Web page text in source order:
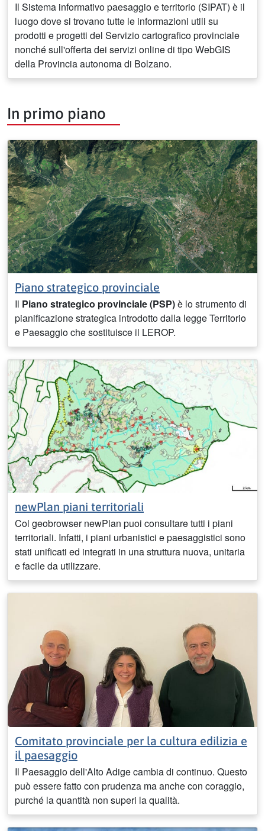
Il Sistema informativo paesaggio e territorio (SIPAT) è il
luogo dove si trovano tutte le informazioni utili su
prodotti e progetti del Servizio cartografico provinciale
nonché sull'offerta dei servizi online di tipo WebGIS
della Provincia autonoma di Bolzano.
In primo piano
Piano strategico provinciale
Il Piano strategico provinciale (PSP)è lo strumento di
pianificazione strategica introdotto dalla legge Territorio
e Paesaggio che sostituisce il LEROP.
newPlan piani territoriali
Col geobrowser newPlan puoi consultare tutti i piani
territoriali. Infatti, i piani urbanistici e paesaggistici sono
stati unificati ed integrati in una struttura nuova, unitaria
e facile da utilizzare.
Comitato provinciale per la cultura edilizia e
il paesaggio
Il Paesaggio dell'Alto Adige cambia di continuo. Questo
può essere fatto con prudenza ma anche con coraggio,
purché la quantità non superi la qualità.